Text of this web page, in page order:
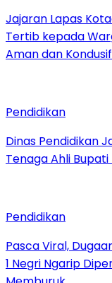
Jajaran Lapas
Tertib kepada
Aman dan Kondusif
Pendidikan
Dinas Pendidikan
Tenaga Ahli
Pendidikan
Pasca Viral,
1 Negri Ngarip